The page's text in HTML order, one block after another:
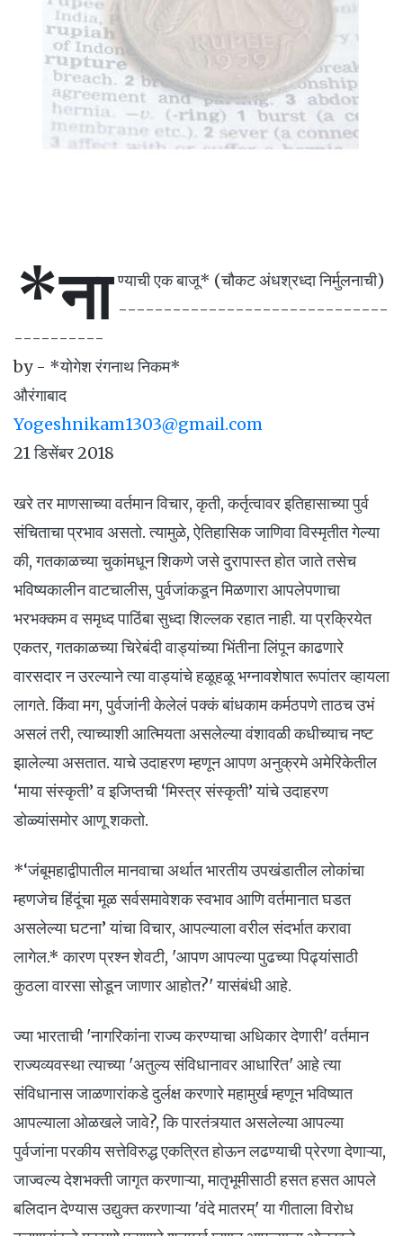
*ना ण्याची एक बाजू* (चौकट अंधश्रध्दा निर्मुलनाची)
------------------------------
----------
by - *योगेश रंगनाथ निकम*
औरंगाबाद
Yogeshnikam1303@gmail.com
21 डिसेंबर 2018
खरे तर माणसाच्या वर्तमान विचार, कृती, कर्तृत्वावर इतिहासाच्या पुर्व
संचिताचा प्रभाव असतो. त्यामुळे, ऐतिहासिक जाणिवा विस्मृतीत गेल्या
की, गतकाळच्या चुकांमधून शिकणे जसे दुरापास्त होत जाते तसेच
भविष्यकालीन वाटचालीस, पुर्वजांकडून मिळणारा आपलेपणाचा
भरभक्कम व समृध्द पाठिंबा सुध्दा शिल्लक रहात नाही. या प्रक्रियेत
एकतर, गतकाळच्या चिरेबंदी वाड्यांच्या भिंतीना लिंपून काढणारे
वारसदार न उरल्याने त्या वाड्यांचे हळूहळू भग्नावशेषात रूपांतर व्हायला
लागते. किंवा मग, पुर्वजांनी केलेलं पक्कं बांधकाम कर्मठपणे ताठच उभं
असलं तरी, त्याच्याशी आत्मियता असलेल्या वंशावळी कधीच्याच नष्ट
झालेल्या असतात. याचे उदाहरण म्हणून आपण अनुक्रमे अमेरिकेतील
‘माया संस्कृती’ व इजिप्तची ‘मिस्त्र संस्कृती’ यांचे उदाहरण
डोळ्यांसमोर आणू शकतो.
*‘जंबूमहाद्वीपातील मानवाचा अर्थात भारतीय उपखंडातील लोकांचा
म्हणजेच हिंदूंचा मूळ सर्वसमावेशक स्वभाव आणि वर्तमानात घडत
असलेल्या घटना’ यांचा विचार, आपल्याला वरील संदर्भात करावा
लागेल.* कारण प्रश्न शेवटी, 'आपण आपल्या पुढच्या पिढ्यांसाठी
कुठला वारसा सोडून जाणार आहोत?' यासंबंधी आहे.
ज्या भारताची 'नागरिकांना राज्य करण्याचा अधिकार देणारी' वर्तमान
राज्यव्यवस्था त्याच्या 'अतुल्य संविधानावर आधारित' आहे त्या
संविधानास जाळणारांकडे दुर्लक्ष करणारे महामुर्ख म्हणून भविष्यात
आपल्याला ओळखले जावे?, कि पारतंत्र्यात असलेल्या आपल्या
पुर्वजांना परकीय सत्तेविरुद्ध एकत्रित होऊन लढण्याची प्रेरणा देणाऱ्या,
जाज्वल्य देशभक्ती जागृत करणाऱ्या, मातृभूमीसाठी हसत हसत आपले
बलिदान देण्यास उद्युक्त करणाऱ्या 'वंदे मातरम्' या गीताला विरोध